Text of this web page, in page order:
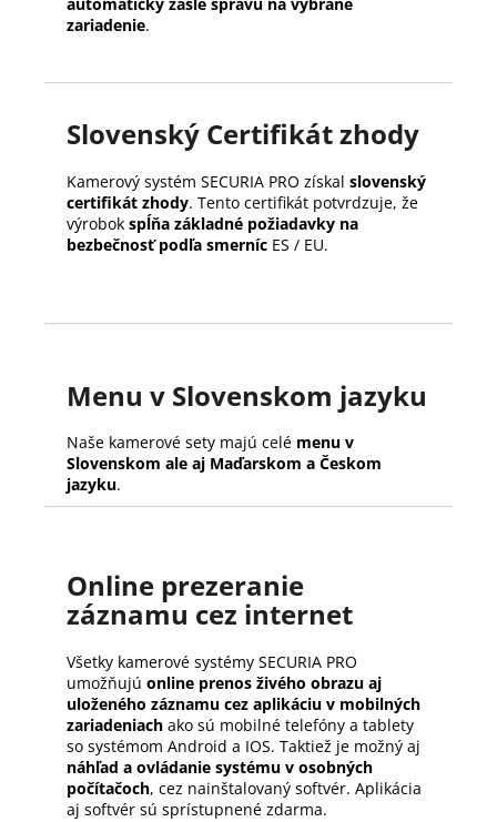
zariadenie.
Slovenský Certifikát zhody
Kamerový systém SECURIA PRO získal slovenský
certifikát zhody. Tento certifikát potvrdzuje, že
výrobok spĺňa základné požiadavky na
bezbečnosť podľa smerníc ES / EU.
Menu v Slovenskom jazyku
Naše kamerové sety majú celé menu v
Slovenskom ale aj Maďarskom a Českom
jazyku.
Online prezeranie
záznamu cez internet
Všetky kamerové systémy SECURIA PRO
umožňujú online prenos živého obrazu aj
uloženého záznamu cez aplikáciu v mobilných
zariadeniach ako sú mobilné telefóny a tablety
so systémom Android a IOS. Taktiež je možný aj
náhľad a ovládanie systému v osobných
počítačoch, cez nainštalovaný softvér. Aplikácia
aj softvér sú sprístupnené zdarma.